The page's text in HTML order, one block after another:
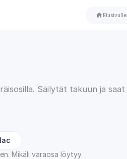
homeEtusivulle
Säilytät takuun ja saat
Mikäli varaosa löytyy